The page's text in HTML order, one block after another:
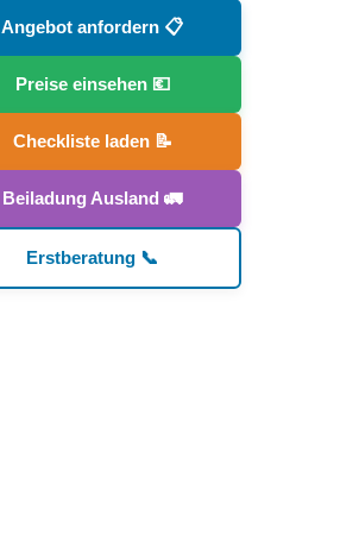
Angebot anfordern 📋
Preise einsehen 💶
Checkliste laden 📝
Beiladung Ausland 🚛
Erstberatung 📞